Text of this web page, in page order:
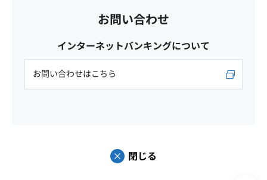
お問い合わせ
インターネットバンキングについて
お問い合わせはこちら
閉じる